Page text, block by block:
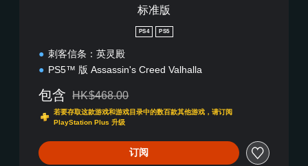
标准版
PS4 PS5
刺客信条：英灵殿
PS5™ 版 Assassin's Creed Valhalla
包含 从原价HK$468.00折扣优惠
HK$468.00
若要存取这款游戏和游戏目录中的数百款其他游戏，请订阅
PlayStation Plus 升级
订阅